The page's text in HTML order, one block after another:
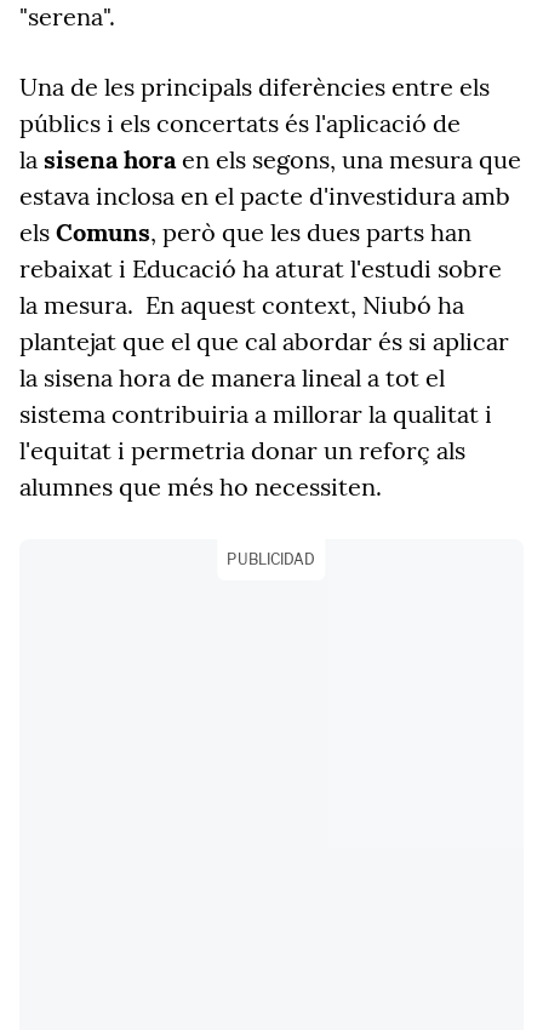
"serena".
Una de les principals diferències entre els
públics i els concertats és l'aplicació de
la sisena horaen els segons, una mesura que
estava inclosa en el pacte d'investidura amb
els Comuns, però que les dues parts han
rebaixat i Educació ha aturat l'estudi sobre
la mesura. En aquest context, Niubó ha
plantejat que el que cal abordar és si aplicar
la sisena hora de manera lineal a tot el
sistema contribuiria a millorar la qualitat i
l'equitat i permetria donar un reforç als
alumnes que més ho necessiten.
PUBLICIDAD